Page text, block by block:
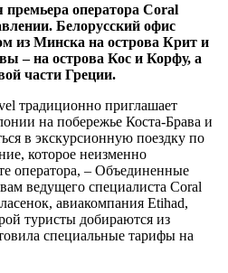
премьера оператора Coral
Белорусский офис
из Минска на острова Крит и
– на острова Кос и Корфу, а
части Греции.
традиционно приглашает
на побережье Коста-Брава и
в экскурсионную поездку по
которое неизменно
оператора, – Объединенные
ведущего специалиста Coral
авиакомпания Etihad,
туристы добираются из
специальные тарифы на